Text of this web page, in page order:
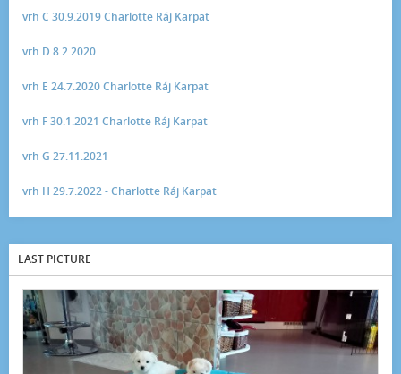
vrh C 30.9.2019 Charlotte Ráj Karpat
vrh D 8.2.2020
vrh E 24.7.2020 Charlotte Ráj Karpat
vrh F 30.1.2021 Charlotte Ráj Karpat
vrh G 27.11.2021
vrh H 29.7.2022 - Charlotte Ráj Karpat
LAST PICTURE